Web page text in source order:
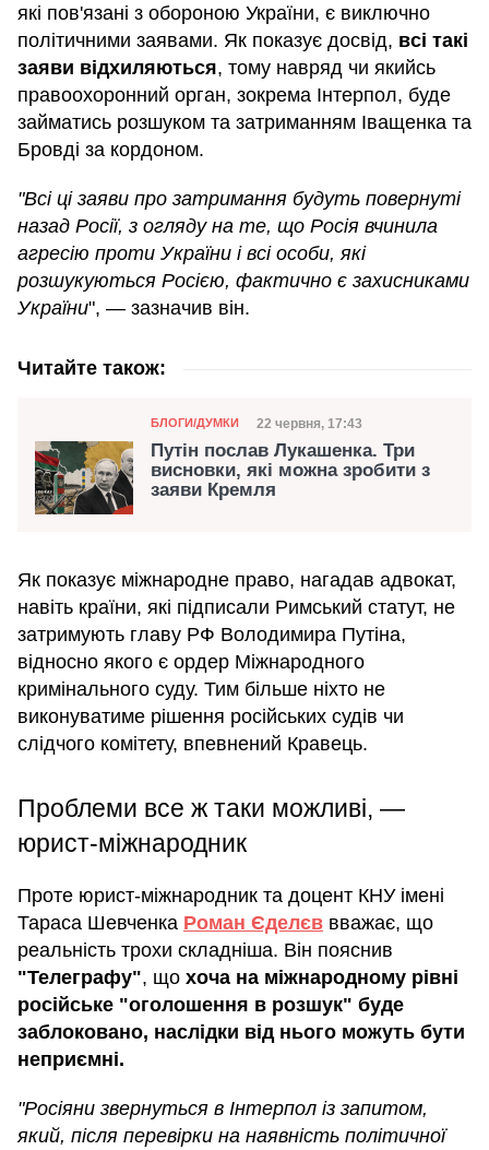
які пов'язані з обороною України, є виключно
політичними заявами. Як показує досвід, всі такі
заяви відхиляються, тому навряд чи якийсь
правоохоронний орган, зокрема Інтерпол, буде
займатись розшуком та затриманням Іващенка та
Бровді за кордоном.
"Всі ці заяви про затримання будуть повернуті
назад Росії, з огляду на те, що Росія вчинила
агресію проти України і всі особи, які
розшукуються Росією, фактично є захисниками
України", — зазначив він.
Читайте також:
Категорія
БЛОГИ/ДУМКИ Дата публікації
22 червня, 17:43
Путін послав Лукашенка. Три
висновки, які можна зробити з
заяви Кремля
Як показує міжнародне право, нагадав адвокат,
навіть країни, які підписали Римський статут, не
затримують главу РФ Володимира Путіна,
відносно якого є ордер Міжнародного
кримінального суду. Тим більше ніхто не
виконуватиме рішення російських судів чи
слідчого комітету, впевнений Кравець.
Проблеми все ж таки можливі, —
юрист-міжнародник
Проте юрист-міжнародник та доцент КНУ імені
Тараса Шевченка Роман Єделєв вважає, що
реальність трохи складніша. Він пояснив
"Телеграфу", що хоча на міжнародному рівні
російське "оголошення в розшук" буде
заблоковано, наслідки від нього можуть бути
неприємні.
"Росіяни звернуться в Інтерпол із запитом,
який, після перевірки на наявність політичної